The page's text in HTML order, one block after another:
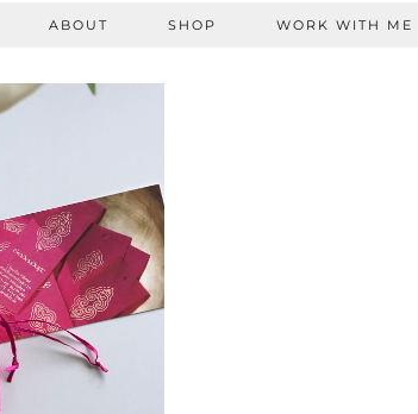
ABOUT SHOP WORK WITH ME